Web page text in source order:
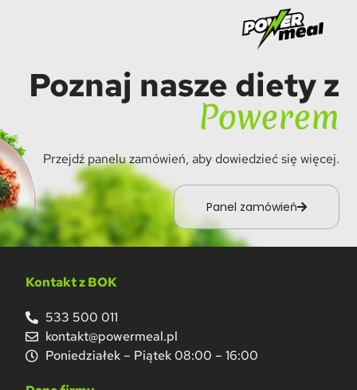
Poznaj nasze diety z
Powerem
Przejdź panelu zamówień, aby dowiedzieć się więcej.
Panel zamówień
Kontakt z BOK
533 500 011
kontakt@powermeal.pl
Poniedziałek – Piątek 08:00 – 16:00